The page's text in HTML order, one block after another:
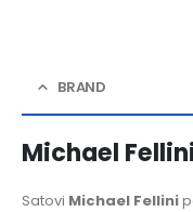
BRAND
Michael
Satovi Michael Fellini